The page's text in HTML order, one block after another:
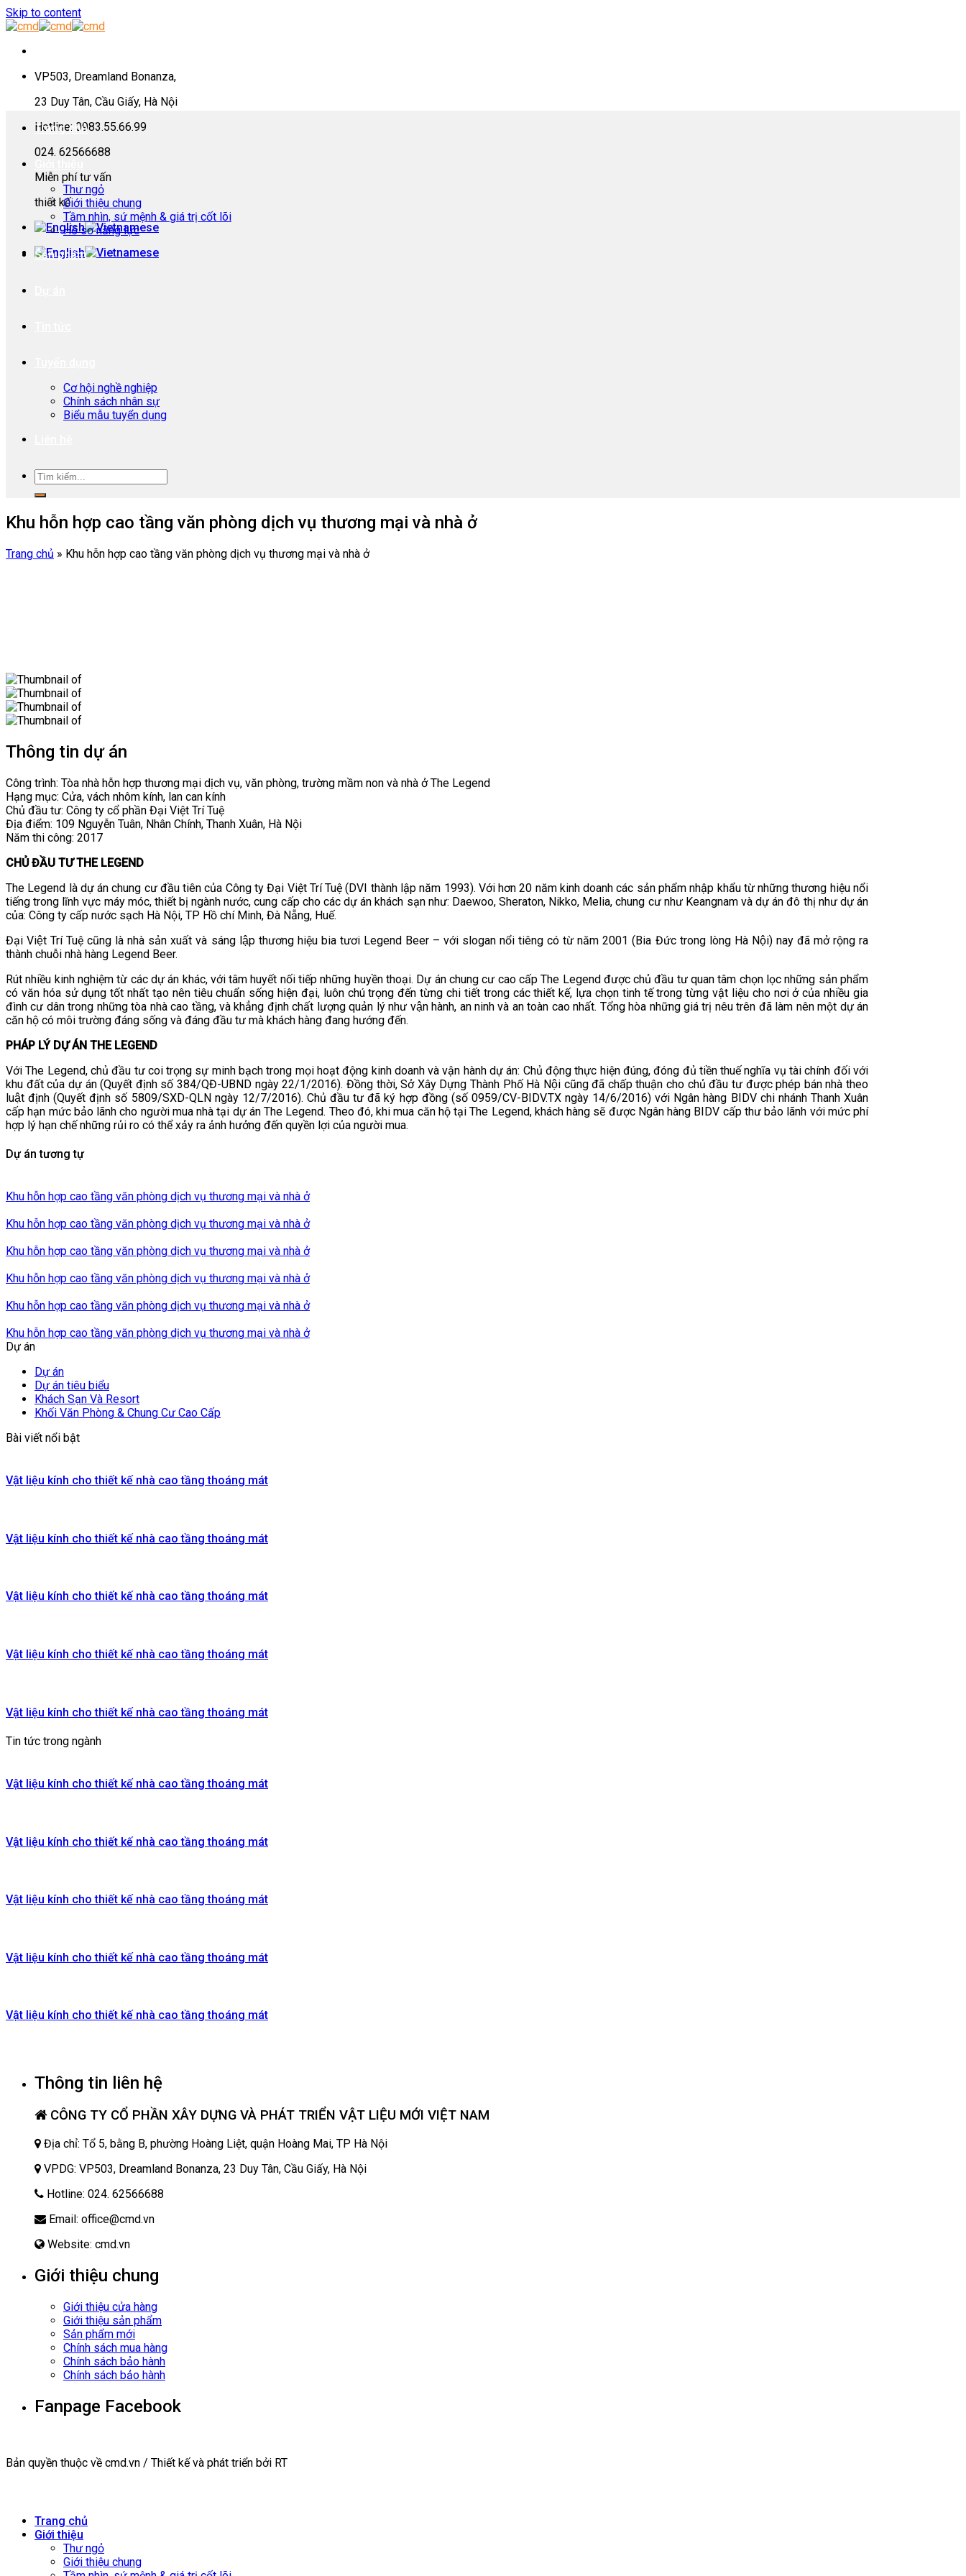
Skip to content
VP503, Dreamland Bonanza,
23 Duy Tân, Cầu Giấy, Hà Nội
Hotline: 0983.55.66.99
024. 62566688
Miễn phí tư vấn
thiết kế
Trang chủ
Thư ngỏ
Giới thiệu chung
Tầm nhìn, sứ mệnh & giá trị cốt lõi
Hồ sơ năng lực
Sản phẩm
Cơ hội nghề nghiệp
Chính sách nhân sự
Biểu mẫu tuyển dụng
Khu hỗn hợp cao tầng văn phòng dịch vụ thương mại và nhà ở
Trang chủ » Khu hỗn hợp cao tầng văn phòng dịch vụ thương mại và nhà ở
Thông tin dự án
Công trình: Tòa nhà hỗn hợp thương mại dịch vụ, văn phòng, trường mầm non và nhà ở The Legend
Hạng mục: Cửa, vách nhôm kính, lan can kính
Chủ đầu tư: Công ty cổ phần Đại Việt Trí Tuệ
Địa điểm: 109 Nguyễn Tuân, Nhân Chính, Thanh Xuân, Hà Nội
Năm thi công: 2017
CHỦ ĐẦU TƯ THE LEGEND
The Legend là dự án chung cư đầu tiên của Công ty Đại Việt Trí Tuệ (DVI thành lập năm 1993). Với hơn 20 năm kinh doanh các sản phẩm nhập khẩu từ những thương hiệu nổi
tiếng trong lĩnh vực máy móc, thiết bị ngành nước, cung cấp cho các dự án khách sạn như: Daewoo, Sheraton, Nikko, Melia, chung cư như Keangnam và dự án đô thị như dự án
của: Công ty cấp nước sạch Hà Nội, TP Hồ chí Minh, Đà Nẵng, Huế.
Đại Việt Trí Tuệ cũng là nhà sản xuất và sáng lập thương hiệu bia tươi Legend Beer – với slogan nổi tiêng có từ năm 2001 (Bia Đức trong lòng Hà Nội) nay đã mở rộng ra
thành chuỗi nhà hàng Legend Beer.
Rút nhiều kinh nghiệm từ các dự án khác, với tâm huyết nối tiếp những huyền thoại. Dự án chung cư cao cấp The Legend được chủ đầu tư quan tâm chọn lọc những sản phẩm
có văn hóa sử dụng tốt nhất tạo nên tiêu chuẩn sống hiện đại, luôn chú trọng đến từng chi tiết trong các thiết kế, lựa chọn tinh tế trong từng vật liệu cho nơi ở của nhiều gia
đình cư dân trong những tòa nhà cao tầng, và khẳng định chất lượng quản lý như vận hành, an ninh và an toàn cao nhất. Tổng hòa những giá trị nêu trên đã làm nên một dự án
căn hộ có môi trường đáng sống và đáng đầu tư mà khách hàng đang hướng đến.
PHÁP LÝ DỰ ÁN THE LEGEND
Với The Legend, chủ đầu tư coi trọng sự minh bạch trong mọi hoạt động kinh doanh và vận hành dự án: Chủ động thực hiện đúng, đóng đủ tiền thuế nghĩa vụ tài chính đối với
khu đất của dự án (Quyết định số 384/QĐ-UBND ngày 22/1/2016). Đồng thời, Sở Xây Dựng Thành Phố Hà Nội cũng đã chấp thuận cho chủ đầu tư được phép bán nhà theo
luật định (Quyết định số 5809/SXD-QLN ngày 12/7/2016). Chủ đầu tư đã ký hợp đồng (số 0959/CV-BIDV.TX ngày 14/6/2016) với Ngân hàng BIDV chi nhánh Thanh Xuân
cấp hạn mức bảo lãnh cho người mua nhà tại dự án The Legend. Theo đó, khi mua căn hộ tại The Legend, khách hàng sẽ được Ngân hàng BIDV cấp thư bảo lãnh với mức phí
hợp lý hạn chế những rủi ro có thể xảy ra ảnh hưởng đến quyền lợi của người mua.
Dự án tương tự
Khu hỗn hợp cao tầng văn phòng dịch vụ thương mại và nhà ở
Khu hỗn hợp cao tầng văn phòng dịch vụ thương mại và nhà ở
Khu hỗn hợp cao tầng văn phòng dịch vụ thương mại và nhà ở
Khu hỗn hợp cao tầng văn phòng dịch vụ thương mại và nhà ở
Khu hỗn hợp cao tầng văn phòng dịch vụ thương mại và nhà ở
Khu hỗn hợp cao tầng văn phòng dịch vụ thương mại và nhà ở
Dự án
Dự án
Dự án tiêu biểu
Khách Sạn Và Resort
Khối Văn Phòng & Chung Cư Cao Cấp
Bài viết nổi bật
Vật liệu kính cho thiết kế nhà cao tầng thoáng mát
Vật liệu kính cho thiết kế nhà cao tầng thoáng mát
Vật liệu kính cho thiết kế nhà cao tầng thoáng mát
Vật liệu kính cho thiết kế nhà cao tầng thoáng mát
Vật liệu kính cho thiết kế nhà cao tầng thoáng mát
Tin tức trong ngành
Vật liệu kính cho thiết kế nhà cao tầng thoáng mát
Vật liệu kính cho thiết kế nhà cao tầng thoáng mát
Vật liệu kính cho thiết kế nhà cao tầng thoáng mát
Vật liệu kính cho thiết kế nhà cao tầng thoáng mát
Vật liệu kính cho thiết kế nhà cao tầng thoáng mát
Thông tin liên hệ
CÔNG TY CỔ PHẦN XÂY DỰNG VÀ PHÁT TRIỂN VẬT LIỆU MỚI VIỆT NAM
Địa chỉ: Tổ 5, bằng B, phường Hoàng Liệt, quận Hoàng Mai, TP Hà Nội
VPDG: VP503, Dreamland Bonanza, 23 Duy Tân, Cầu Giấy, Hà Nội
Hotline: 024. 62566688
Email: office@cmd.vn
Website: cmd.vn
Giới thiệu chung
Giới thiệu cửa hàng
Giới thiệu sản phẩm
Sản phẩm mới
Chính sách mua hàng
Chính sách bảo hành
Chính sách bảo hành
Fanpage Facebook
Bản quyền thuộc về cmd.vn / Thiết kế và phát triển bởi RT
Trang chủ
Giới thiệu
Thư ngỏ
Giới thiệu chung